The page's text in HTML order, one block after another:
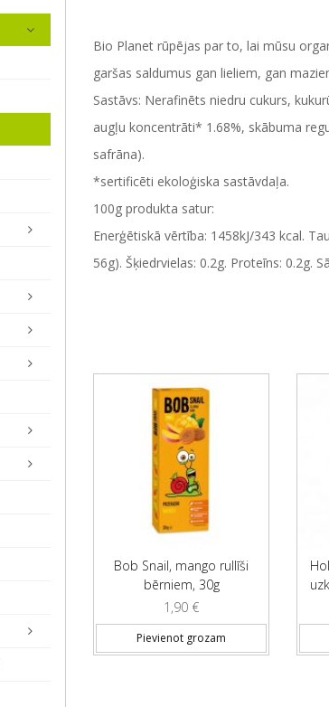
Bio Planet rūpējas par to, lai mūsu
garšas saldumus gan lieliem, gan
Sastāvs: Nerafinēts niedru cukurs,
augļu koncentrāti* 1.68%, skābuma
safrāna).
*sertificēti ekoloģiska sastāvdaļa.
100g produkta satur:
Enerģētiskā vērtība: 1458kJ/343 kcal.
56g). Šķiedrvielas: 0.2g. Proteīns: 0.2g.
Bob Snail, mango rullīši
bērniem, 30g
1,90 €
Pievienot grozam